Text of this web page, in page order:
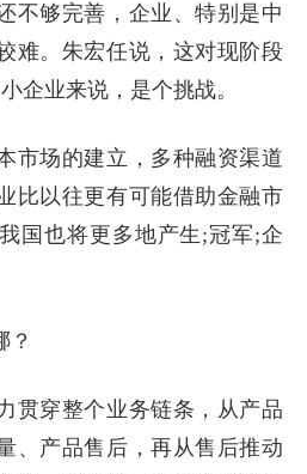
不够完善，企业、特别是中
难。朱宏任说，这对现阶段
企业来说，是个挑战。
市场的建立，多种融资渠道
比以往更有可能借助金融市
国也将更多地产生;冠军;企
？
贯穿整个业务链条，从产品
、产品售后，再从售后推动